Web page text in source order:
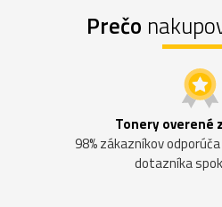
Prečo
Tonery overené
98% zákazníkov
dotazníka